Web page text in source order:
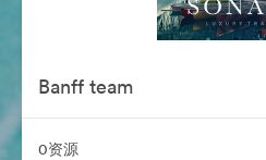
Banff team
0资源